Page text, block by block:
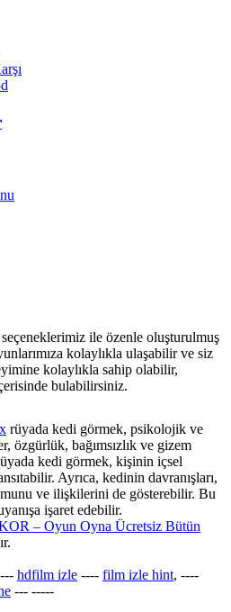
seçeneklerimiz ile özenle oluşturulmuş
kolaylıkla ulaşabilir ve siz
kolaylıkla sahip olabilir,
bulabilirsiniz.
rüyada kedi görmek​, psikolojik ve
özgürlük, bağımsızlık ve gizem
kedi görmek, kişinin içsel
Ayrıca, kedinin davranışları,
ve ilişkilerini de gösterebilir. Bu
işaret edebilir.
– Oyun Oyna Ücretsiz Bütün
--- hdfilm izle ---- film izle hint, ----
--- -----